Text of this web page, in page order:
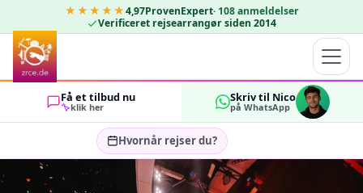
★★★★★4,97ProvenExpert· 108 anmeldelser
Verificeret rejsearrangør siden 2014
Få et tilbud nu
klik her
Skriv til Nico
på WhatsApp
Hvornår rejser du?
Vælg rejsedatoer…